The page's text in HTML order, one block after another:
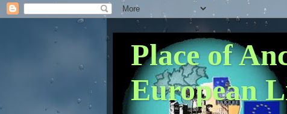
Place of
European